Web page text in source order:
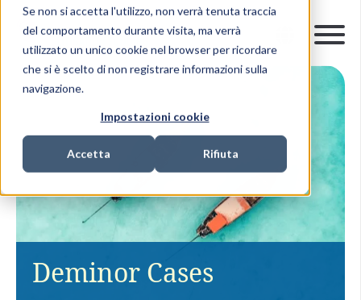
Se non si accetta l'utilizzo, non verrà tenuta traccia
del comportamento durante visita, ma verrà
utilizzato un unico cookie nel browser per ricordare
che si è scelto di non registrare informazioni sulla
navigazione.
Impostazioni cookie
Accetta Rifiuta
Deminor Cases